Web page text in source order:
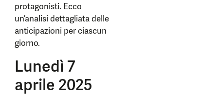
protagonisti. Ecco
un’analisi dettagliata delle
anticipazioni per ciascun
giorno.
Lunedì 7
aprile 2025